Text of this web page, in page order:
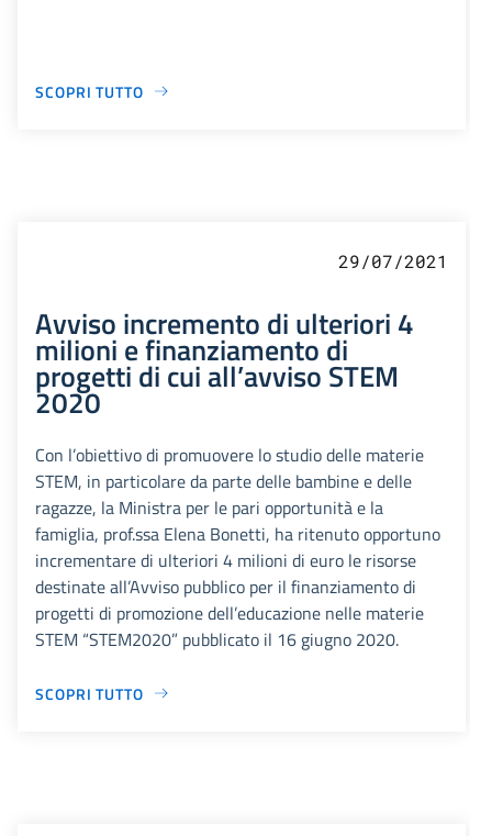
SCOPRI TUTTO
29/07/2021
Avviso incremento di ulteriori 4
milioni e finanziamento di
progetti di cui all’avviso STEM
2020
Con l’obiettivo di promuovere lo studio delle materie
STEM, in particolare da parte delle bambine e delle
ragazze, la Ministra per le pari opportunità e la
famiglia, prof.ssa Elena Bonetti, ha ritenuto opportuno
incrementare di ulteriori 4 milioni di euro le risorse
destinate all’Avviso pubblico per il finanziamento di
progetti di promozione dell’educazione nelle materie
STEM “STEM2020” pubblicato il 16 giugno 2020.
SCOPRI TUTTO